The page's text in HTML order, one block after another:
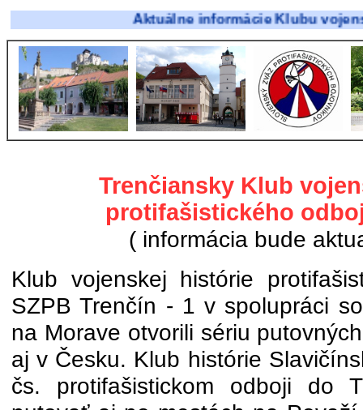
Aktuálne informácie Klubu vojenskej
Trenčiansky Klub
protifašistického
( informácia bude
Klub vojenskej histórie
SZPB Trenčín - 1 v spolupráci
na Morave otvorili sériu
aj v Česku. Klub histórie
čs. protifašistickom odboji do